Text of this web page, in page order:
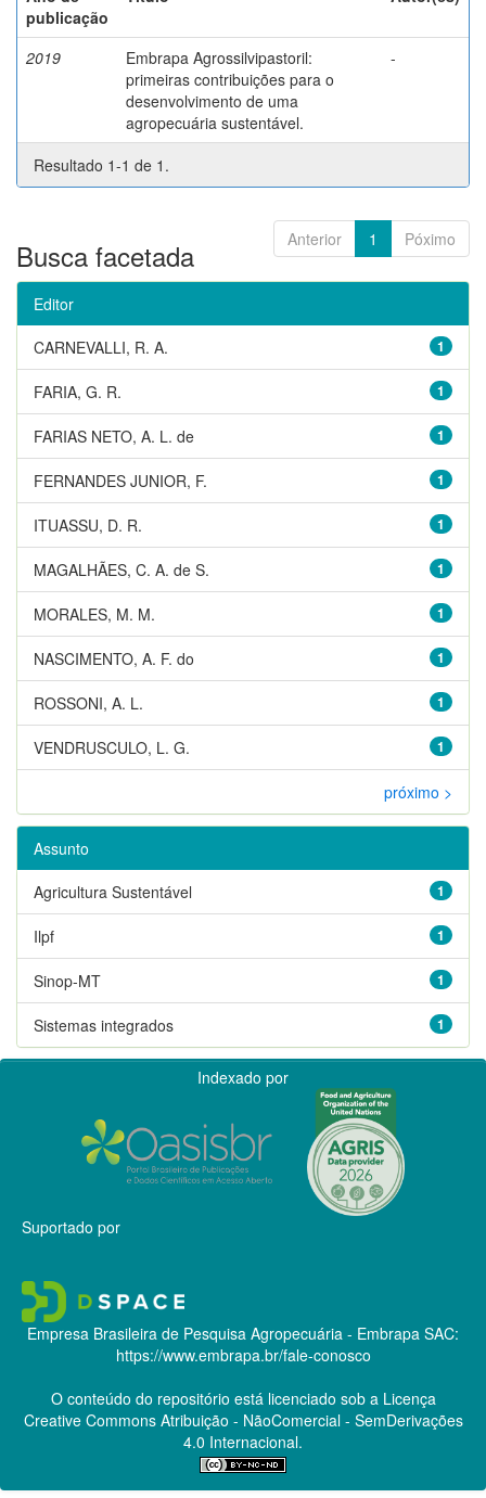
publicação
2019
Embrapa Agrossilvipastoril:
primeiras contribuições para o
desenvolvimento de uma
agropecuária sustentável.
-
Resultado 1-1 de 1.
Anterior 1 Póximo
Busca facetada
Editor
1
CARNEVALLI, R. A.
1
FARIA, G. R.
1
FARIAS NETO, A. L. de
1
FERNANDES JUNIOR, F.
1
ITUASSU, D. R.
1
MAGALHÃES, C. A. de S.
1
MORALES, M. M.
1
NASCIMENTO, A. F. do
1
ROSSONI, A. L.
1
VENDRUSCULO, L. G.
próximo >
Assunto
1
Agricultura Sustentável
1
Ilpf
1
Sinop-MT
1
Sistemas integrados
Indexado por
Suportado por
Empresa Brasileira de Pesquisa Agropecuária - Embrapa SAC:
https://www.embrapa.br/fale-conosco
O conteúdo do repositório está licenciado sob a Licença
Creative CommonsAtribuição - NãoComercial - SemDerivações
4.0 Internacional.